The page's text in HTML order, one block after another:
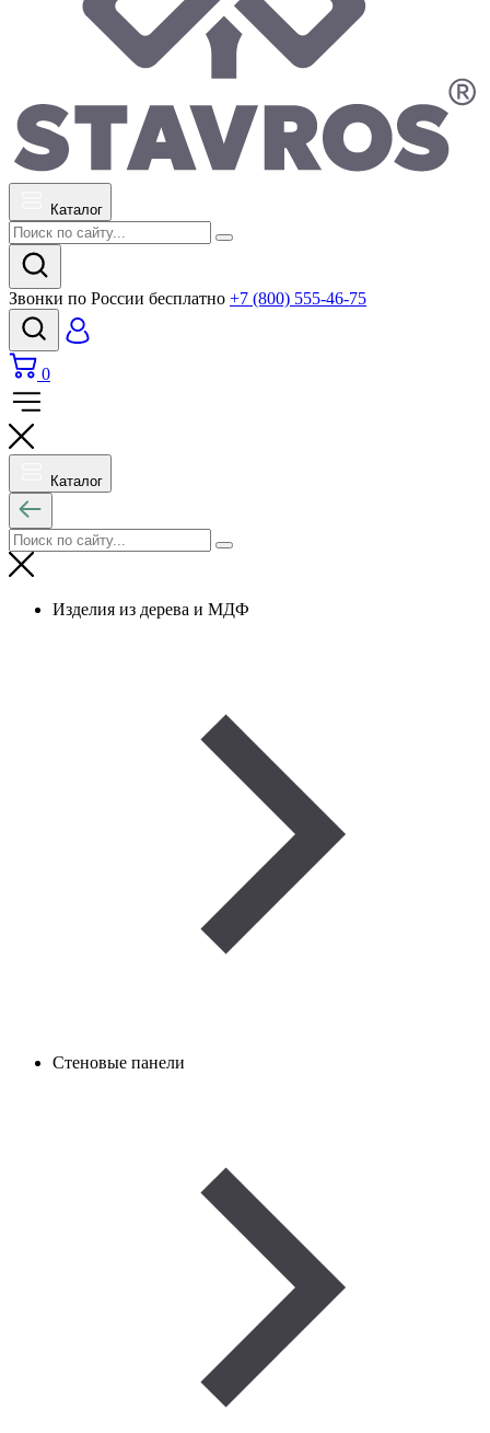
Каталог
Звонки по России бесплатно +7 (800) 555-46-75
0
Каталог
Изделия из дерева и МДФ
Стеновые панели